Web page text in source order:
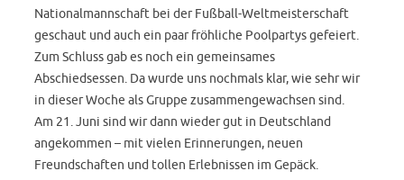
Nationalmannschaft bei der Fußball-Weltmeisterschaft
geschaut und auch ein paar fröhliche Poolpartys gefeiert.
Zum Schluss gab es noch ein gemeinsames
Abschiedsessen. Da wurde uns nochmals klar, wie sehr wir
in dieser Woche als Gruppe zusammengewachsen sind.
Am 21. Juni sind wir dann wieder gut in Deutschland
angekommen – mit vielen Erinnerungen, neuen
Freundschaften und tollen Erlebnissen im Gepäck.